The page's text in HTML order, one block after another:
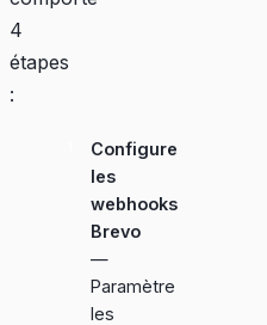
4
étapes
:
Configure
les
webhooks
Brevo
—
Paramètre
les